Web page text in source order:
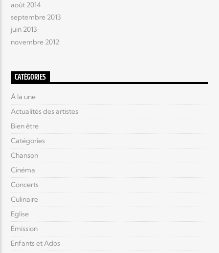
août 2014
septembre 2013
juin 2013
novembre 2012
CATÉGORIES
À la une
Actualités des artistes
Bien être
Catégories
Chanson
Cinéma
Concerts
Culinaire
Eglise
Émission
Enfants et Ados